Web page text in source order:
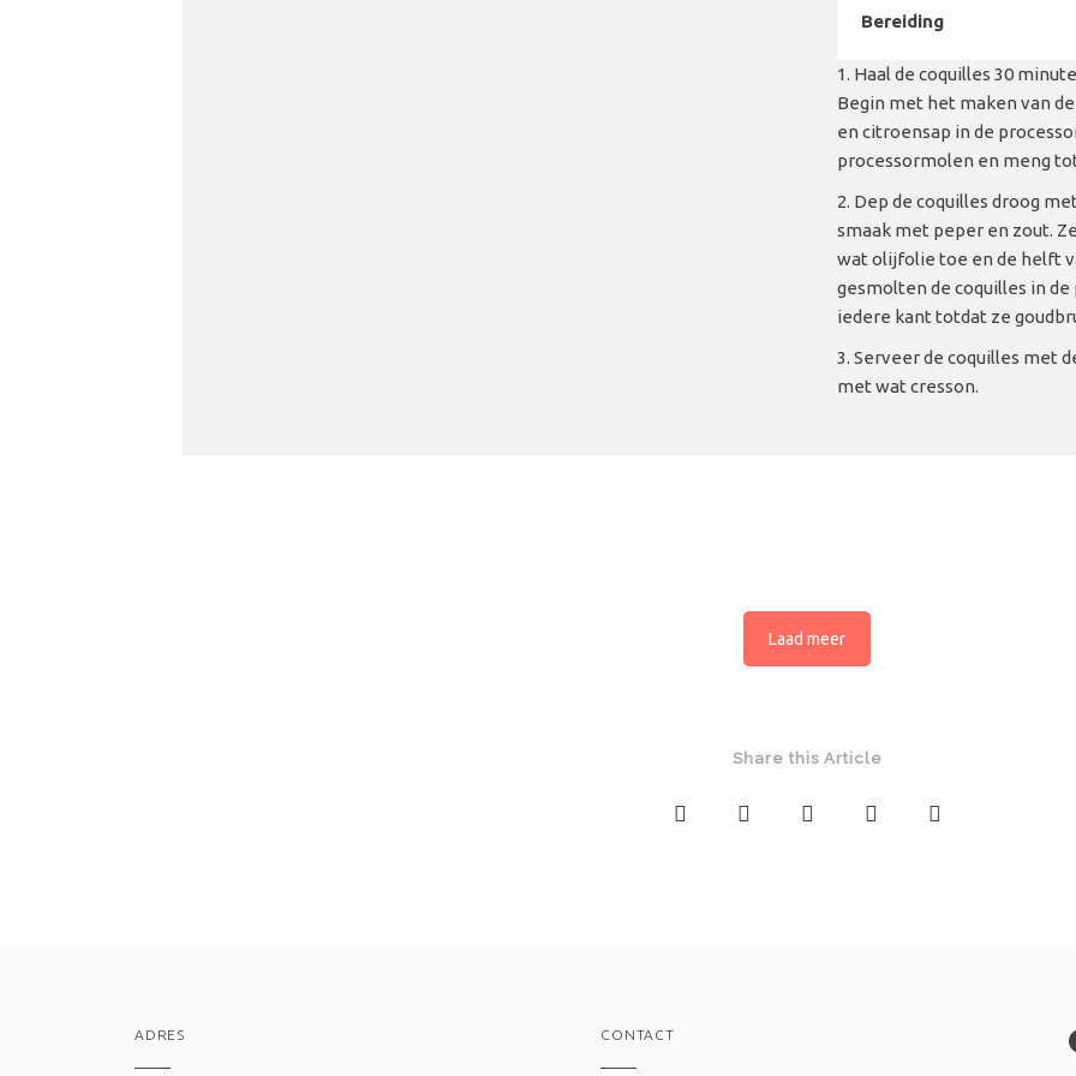
Bereiding
Haal de coquilles 30
Begin met het maken van
en citroensap in de
processormolen en meng
Dep de coquilles droog
smaak met peper en zout.
wat olijfolie toe en de helft
gesmolten de coquilles in de
iedere kant totdat ze
Serveer de coquilles met
met wat cresson.
Laad meer
Share this Article
ADRES CONTACT